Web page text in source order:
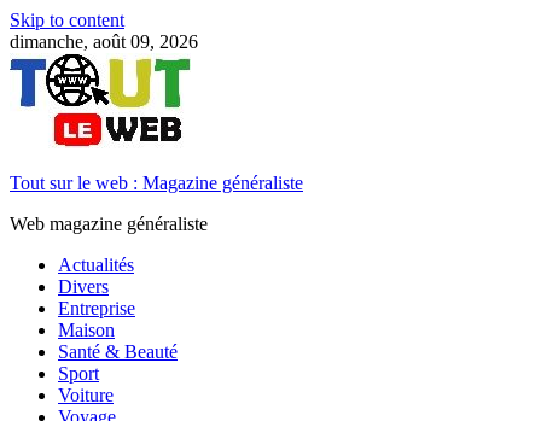
Skip to content
dimanche, août 09, 2026
Tout sur le web : Magazine généraliste
Web magazine généraliste
Actualités
Divers
Entreprise
Maison
Santé & Beauté
Sport
Voiture
Voyage